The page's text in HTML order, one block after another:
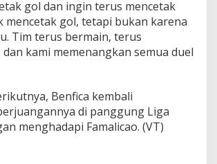
gol dan ingin terus mencetak
mencetak gol, tetapi bukan karena
Tim terus bermain, terus
kami memenangkan semua duel
Benfica kembali
di panggung Liga
menghadapi Famalicao. (VT)